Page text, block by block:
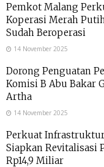
Pemkot Malang
Koperasi Merah
Sudah Beroperasi
14 November 2025
Dorong Penguatan
Komisi B Abu Bakar
Artha
14 November 2025
Perkuat
Siapkan Revitalisasi
Rp14,9 Miliar